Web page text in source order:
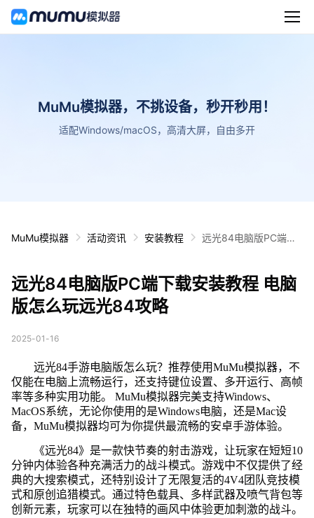
MuMu模拟器，不挑设备，秒开秒用！
适配Windows/macOS，高清大屏，自由多开
MuMu模拟器 活动资讯 安装教程
远光84电脑版PC端下
远光84电脑版PC端下载安装教程 电脑
版怎么玩远光84攻略
2025-01-16
远光84手游电脑版怎么玩？推荐使用MuMu模拟器，不
仅能在电脑上流畅运行，还支持键位设置、多开运行、高帧
率等多种实用功能。 MuMu模拟器完美支持Windows、
MacOS系统，无论你使用的是Windows电脑，还是Mac设
备，MuMu模拟器均可为你提供最流畅的安卓手游体验。
《远光84》是一款快节奏的射击游戏，让玩家在短短10
分钟内体验各种充满活力的战斗模式。游戏中不仅提供了经
典的大搜索模式，还特别设计了无限复活的4V4团队竞技模
式和原创追猎模式。通过特色载具、多样武器及喷气背包等
创新元素，玩家可以在独特的画风中体验更加刺激的战斗。